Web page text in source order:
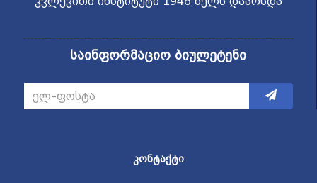
საინფორმაციო ბიულეტენი
ᲙᲝᲜᲢᲐᲥᲢᲘ